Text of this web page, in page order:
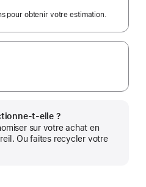
pour obtenir votre estimation.
t-elle ?
sur votre achat en
Ou faites recycler votre